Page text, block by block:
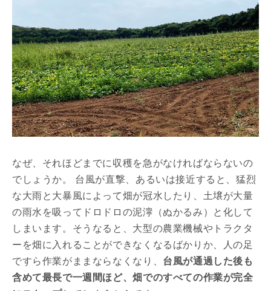
なぜ、それほどまでに収穫を急がなければならないの
でしょうか。 台風が直撃、あるいは接近すると、猛烈
な大雨と大暴風によって畑が冠水したり、土壌が大量
の雨水を吸ってドロドロの泥濘（ぬかるみ）と化して
しまいます。そうなると、大型の農業機械やトラクタ
ーを畑に入れることができなくなるばかりか、人の足
ですら作業がままならなくなり、 台風が通過した後も
含めて最長で一週間ほど、畑でのすべての作業が完全